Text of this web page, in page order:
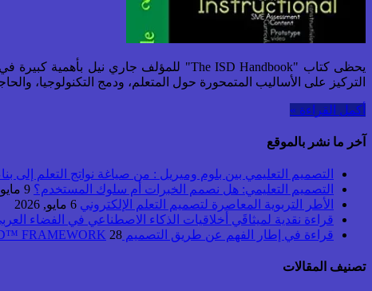
التركيز على الأساليب المتمحورة حول المتعلم، ودمج التكنولوجيا،
أكمل القراءة »
آخر ما نشر بالموقع
التصميم التعليمي بين بلوم وميريل : من صياغة نواتج التعلم إلى
التصميم التعليمي: هل نصمم الخبرات أم سلوك المستخدم؟ 9 مايو, 2026
الأطر التربوية المعاصرة لتصميم التعلم الإلكتروني 6 مايو, 2026
قراءة نقدية لميثاقَي أخلاقيات الذكاء الاصطناعي في الفضاء
قراءة في إطار الفهم عن طريق التصميم UbD™ FRAMEWORK 28 أبريل, 2026
تصنيف المقالات